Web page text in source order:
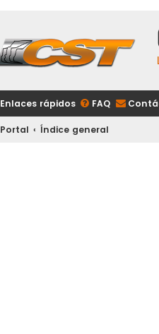
Enlaces rápidos FAQ
Portal Índice general